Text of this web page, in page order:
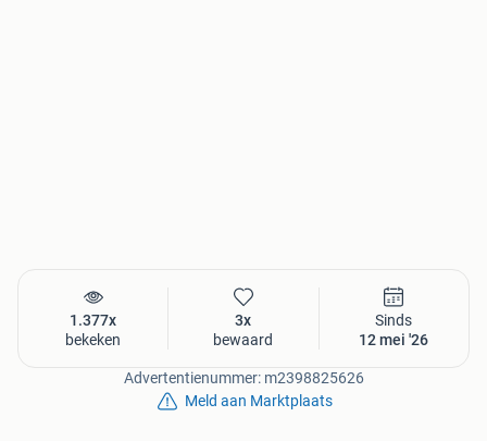
1.377x
bekeken
3x
bewaard
Sinds
12 mei '26
Advertentienummer: m2398825626
Meld aan Marktplaats